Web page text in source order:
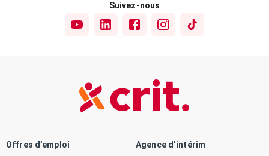
Suivez-nous
Offres d’emploi Agence d’intérim